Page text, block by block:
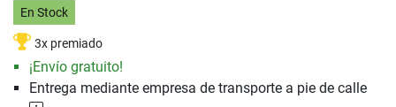
En Stock
3x premiado
¡Envío gratuito!
Entrega mediante empresa de transporte a pie de calle